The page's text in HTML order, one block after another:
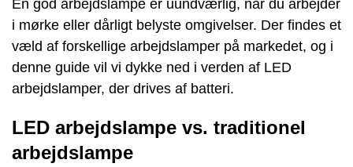
En god arbejdslampe er uundværlig, når du arbejder
i mørke eller dårligt belyste omgivelser. Der findes et
væld af forskellige arbejdslamper på markedet, og i
denne guide vil vi dykke ned i verden af LED
arbejdslamper, der drives af batteri.
LED arbejdslampe vs. traditionel
arbejdslampe